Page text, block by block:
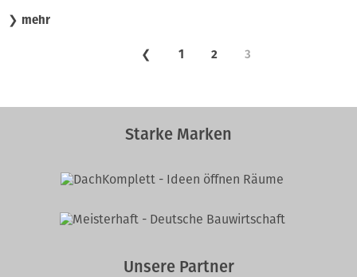
❯ mehr
❮ 1 2 3
Starke Marken
Unsere Partner